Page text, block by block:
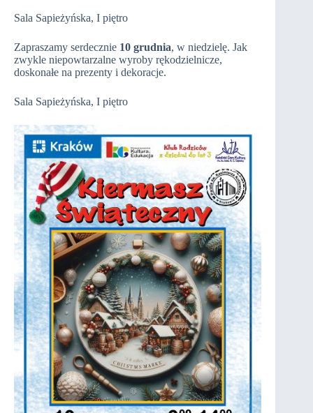
Sala Sapieżyńska, I piętro
Zapraszamy serdecznie 10 grudnia, w niedzielę. Jak
zwykle niepowtarzalne wyroby rękodzielnicze,
doskonałe na prezenty i dekoracje.
Sala Sapieżyńska, I piętro